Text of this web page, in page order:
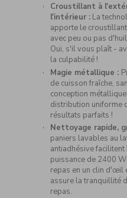
Croustillant à
l'intérieur :La
apporte le
avec peu ou pas
Oui, s'il vous plaît -
la culpabilité !
Magie métallique :
de cuisson fraîche,
conception
distribution uniforme
résultats parfaits !
Nettoyage rapide,
paniers lavables au
antiadhésive
puissance de 2400
repas en un clin d'œil
assure la tranquillité
repas.